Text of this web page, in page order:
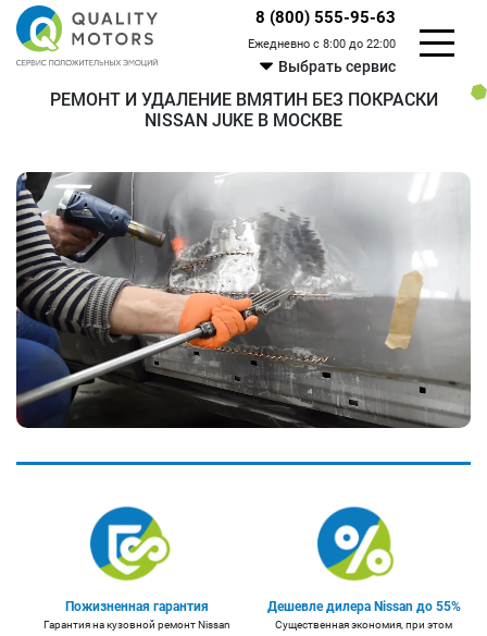
8 (800) 555-95-63
Ежедневно с 8:00 до 22:00
Выбрать сервис
РЕМОНТ И УДАЛЕНИЕ ВМЯТИН БЕЗ ПОКРАСКИ
NISSAN JUKE В МОСКВЕ
Пожизненная гарантия
Гарантия на кузовной ремонт Nissan
Дешевле дилера Nissan до 55%
Существенная экономия, при этом